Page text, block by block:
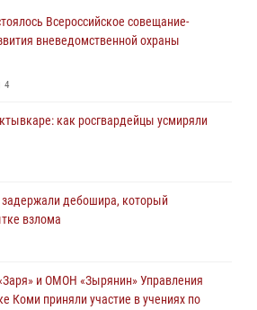
Всероссийское совещание-
вневедомственной охраны
4
как росгвардейцы усмиряли
задержали дебошира, который
взлома
и ОМОН «Зырянин» Управления
Коми приняли участие в учениях по